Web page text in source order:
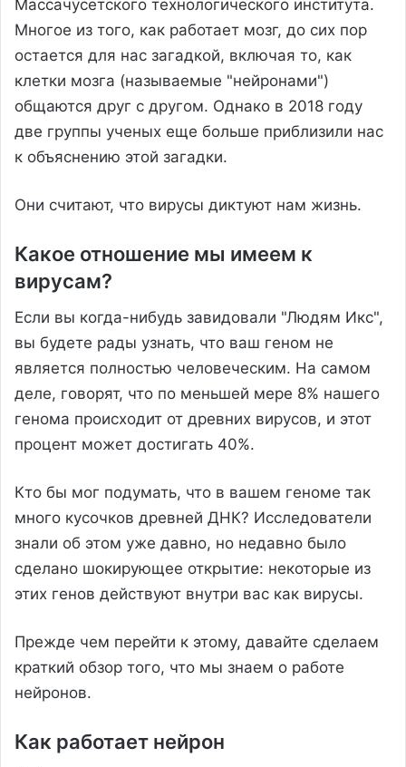
Массачусетского технологического института.
Многое из того, как работает мозг, до сих пор
остается для нас загадкой, включая то, как
клетки мозга (называемые "нейронами")
общаются друг с другом. Однако в 2018 году
две группы ученых еще больше приблизили нас
к объяснению этой загадки.
Они считают, что вирусы диктуют нам жизнь.
Какое отношение мы имеем к
вирусам?
Если вы когда-нибудь завидовали "Людям Икс",
вы будете рады узнать, что ваш геном не
является полностью человеческим. На самом
деле, говорят, что по меньшей мере 8% нашего
генома происходит от древних вирусов, и этот
процент может достигать 40%.
Кто бы мог подумать, что в вашем геноме так
много кусочков древней ДНК? Исследователи
знали об этом уже давно, но недавно было
сделано шокирующее открытие: некоторые из
этих генов действуют внутри вас как вирусы.
Прежде чем перейти к этому, давайте сделаем
краткий обзор того, что мы знаем о работе
нейронов.
Как работает нейрон